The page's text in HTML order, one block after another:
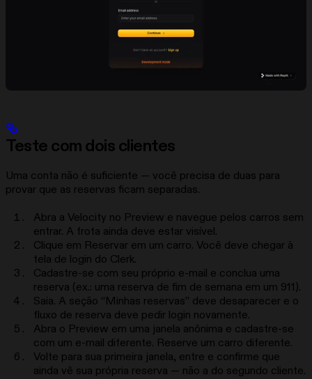
Teste com dois clientes
Uma conta não é suficiente — você precisa de duas para
provar que as reservas ficam separadas.
Abra a Velocity no Preview e navegue pelos carros sem
entrar. A frota ainda deve estar visível.
Clique em Reservar em um carro. Você deve chegar à
tela de login do Clerk.
Cadastre-se com seu próprio e-mail e conclua uma
reserva (ex.: uma reserva de fim de semana em um 911).
Saia. A seção “Minhas reservas” deve desaparecer e o
fluxo de reserva deve pedir login novamente.
Abra o Preview em uma janela anônima e cadastre-se
com um e-mail diferente. Reserve um carro diferente.
Volte para sua primeira janela, entre e confirme que
ainda vê sua própria reserva — não a do segundo cliente.